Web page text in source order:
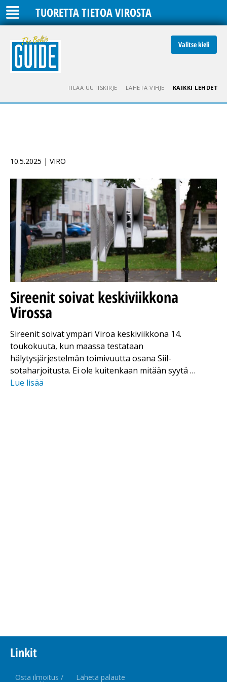
TUORETTA TIETOA VIROSTA
Valitse kieli
TILAA UUTISKIRJE LÄHETÄ VIHJE KAIKKI LEHDET
10.5.2025 | VIRO
Sireenit soivat keskiviikkona
Virossa
Sireenit soivat ympäri Viroa keskiviikkona 14.
toukokuuta, kun maassa testataan
hälytysjärjestelmän toimivuutta osana Siil-
sotaharjoitusta. Ei ole kuitenkaan mitään syytä …
Lue lisää
Linkit
Osta ilmoitus / Lähetä palaute